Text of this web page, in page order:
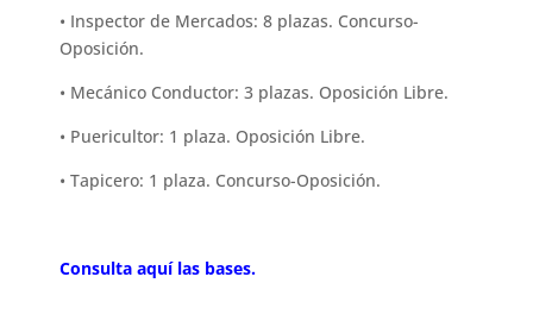
• Inspector de Mercados: 8 plazas. Concurso-
Oposición.
• Mecánico Conductor: 3 plazas. Oposición Libre.
• Puericultor: 1 plaza. Oposición Libre.
• Tapicero: 1 plaza. Concurso-Oposición.
Consulta aquí las bases.